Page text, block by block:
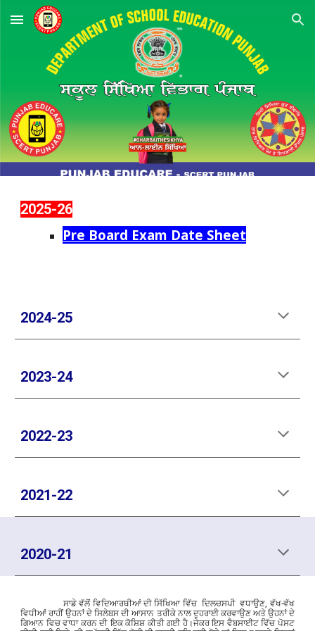
Skip to main content Skip to navigation
2025-26
Pre Board Exam Date Sheet
2024-25
2023-24
2022-23
2021-22
2020-21
ਸਾਡੇਵੱਲੋਂ ਵਿਦਿਆਰਥੀਆਂ ਦੀ ਸਿੱਖਿਆ ਵਿੱਚ ਦਿਲਚਸਪੀ ਵਧਾਉਣ, ਵੱਖ-ਵੱਖ
ਵਿਧੀਆਂ ਰਾਹੀਂ ਉਹਨਾਂ ਦੇ ਸਿਲੇਬਸ ਦੀ ਆਸਾਨ ਤਰੀਕੇ ਨਾਲ ਦੁਹਰਾਈ ਕਰਵਾਉਣ ਅਤੇ ਉਹਨਾਂ ਦੇ
ਗਿਆਨ ਵਿਚ ਵਾਧਾ ਕਰਨ ਦੀ ਇਕ ਕੋਸ਼ਿਸ਼ ਕੀਤੀ ਗਈ ਹੈ।ਜੇਕਰ ਇਸ ਵੈਬਸਾਈਟ ਵਿੱਚ ਪੋਸਟ